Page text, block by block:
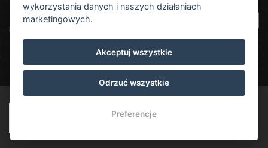
Kouty nad Desnou 80, 788 11 Loučná nad
rezervace@hotelchs.cz
+420 724 363 234
|
wykorzystania danych i naszych działaniach
marketingowych.
Akceptuj wszystkie
Odrzuć wszystkie
Preferencje